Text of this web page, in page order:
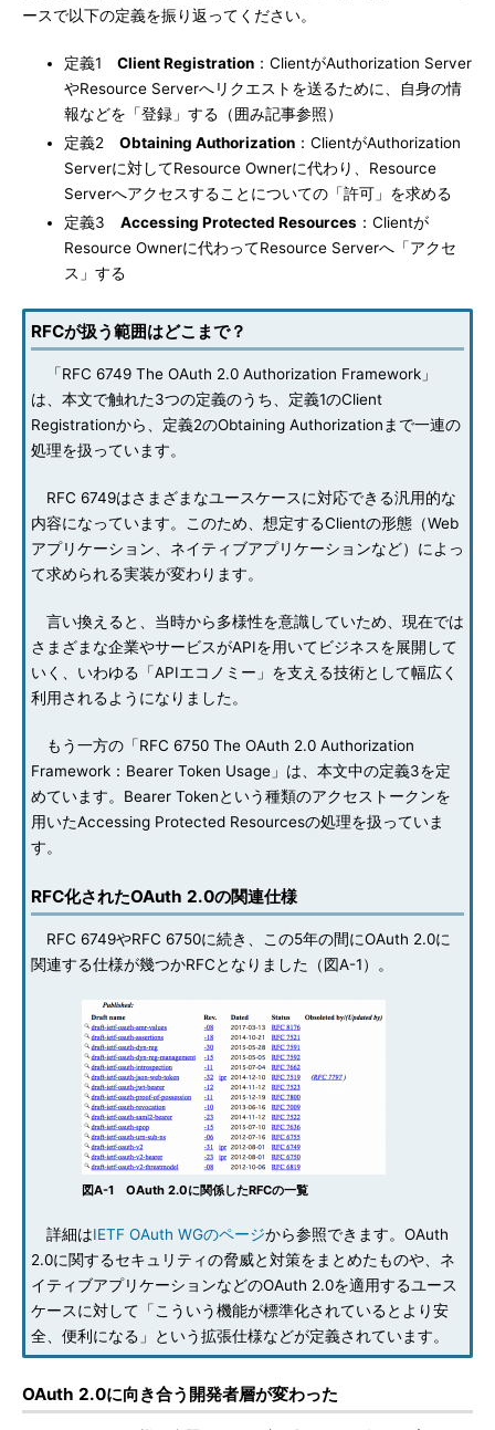
ースで以下の定義を振り返ってください。
定義1 Client Registration ：ClientがAuthorization Server
やResource Serverへリクエストを送るために、自身の情
報などを「登録」する（囲み記事参照）
定義2 Obtaining Authorization ：ClientがAuthorization
Serverに対してResource Ownerに代わり、Resource
Serverへアクセスすることについての「許可」を求める
定義3 Accessing Protected Resources ：Clientが
Resource Ownerに代わってResource Serverへ「アクセ
ス」する
RFCが扱う範囲はどこまで？
「RFC 6749 The OAuth 2.0 Authorization Framework」
は、本文で触れた3つの定義のうち、定義1のClient
Registrationから、定義2のObtaining Authorizationまで一連の
処理を扱っています。
RFC 6749はさまざまなユースケースに対応できる汎用的な
内容になっています。このため、想定するClientの形態（Web
アプリケーション、ネイティブアプリケーションなど）によっ
て求められる実装が変わります。
言い換えると、当時から多様性を意識していため、現在では
さまざまな企業やサービスがAPIを用いてビジネスを展開して
いく、いわゆる「APIエコノミー」を支える技術として幅広く
利用されるようになりました。
もう一方の「RFC 6750 The OAuth 2.0 Authorization
Framework：Bearer Token Usage」は、本文中の定義3を定
めています。Bearer Tokenという種類のアクセストークンを
用いたAccessing Protected Resourcesの処理を扱っていま
す。
RFC化されたOAuth 2.0の関連仕様
RFC 6749やRFC 6750に続き、この5年の間にOAuth 2.0に
関連する仕様が幾つかRFCとなりました（図A-1）。
図A-1 OAuth 2.0に関係したRFCの一覧
詳細はIETF OAuth WGのページから参照できます。OAuth
2.0に関するセキュリティの脅威と対策をまとめたものや、ネ
イティブアプリケーションなどのOAuth 2.0を適用するユース
ケースに対して「こういう機能が標準化されているとより安
全、便利になる」という拡張仕様などが定義されています。
OAuth 2.0に向き合う開発者層が変わった